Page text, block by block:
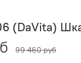
(DaVita)
99 460 руб